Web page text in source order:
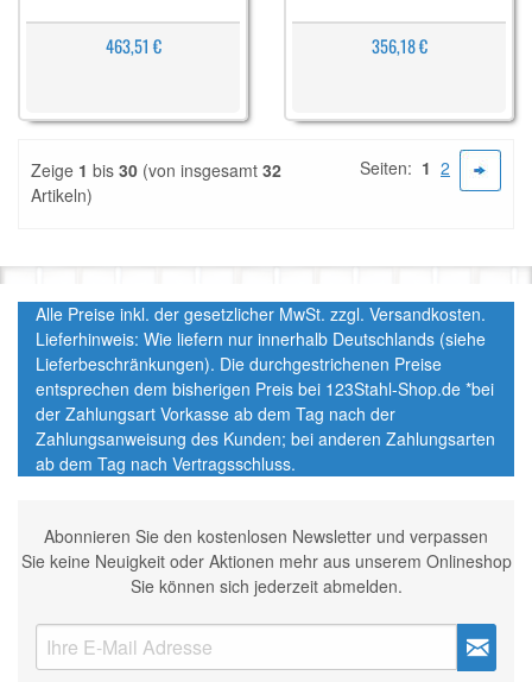
463,51 € 356,18 €
Zeige 1 bis 30 (von insgesamt 32
Artikeln)
Seiten: 1 2
Alle Preise inkl. der gesetzlicher MwSt. zzgl. Versandkosten.
Lieferhinweis: Wie liefern nur innerhalb Deutschlands (siehe
Lieferbeschränkungen). Die durchgestrichenen Preise
entsprechen dem bisherigen Preis bei 123Stahl-Shop.de *bei
der Zahlungsart Vorkasse ab dem Tag nach der
Zahlungsanweisung des Kunden; bei anderen Zahlungsarten
ab dem Tag nach Vertragsschluss.
Abonnieren Sie den kostenlosen Newsletter und verpassen
Sie keine Neuigkeit oder Aktionen mehr aus unserem Onlineshop
Sie können sich jederzeit abmelden.